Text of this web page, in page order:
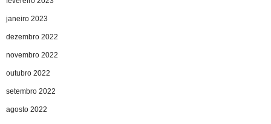
janeiro 2023
dezembro 2022
novembro 2022
outubro 2022
setembro 2022
agosto 2022